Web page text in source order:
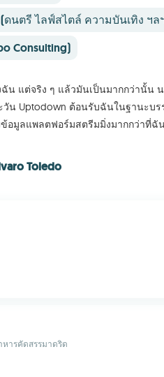
นตรี ไลฟ์สไตล์ ความบันเทิง ฯล
Consulting)
น แต่จริง ๆ แล้วมันเป็นมากกว่านั้น
น Uptodown ต้อนรับฉันในฐานะบ
อมูลแพลตฟอร์มสตรีมมิ่งมากกว่าที่ฉั
Toledo
หารคัดสรรมาดริด